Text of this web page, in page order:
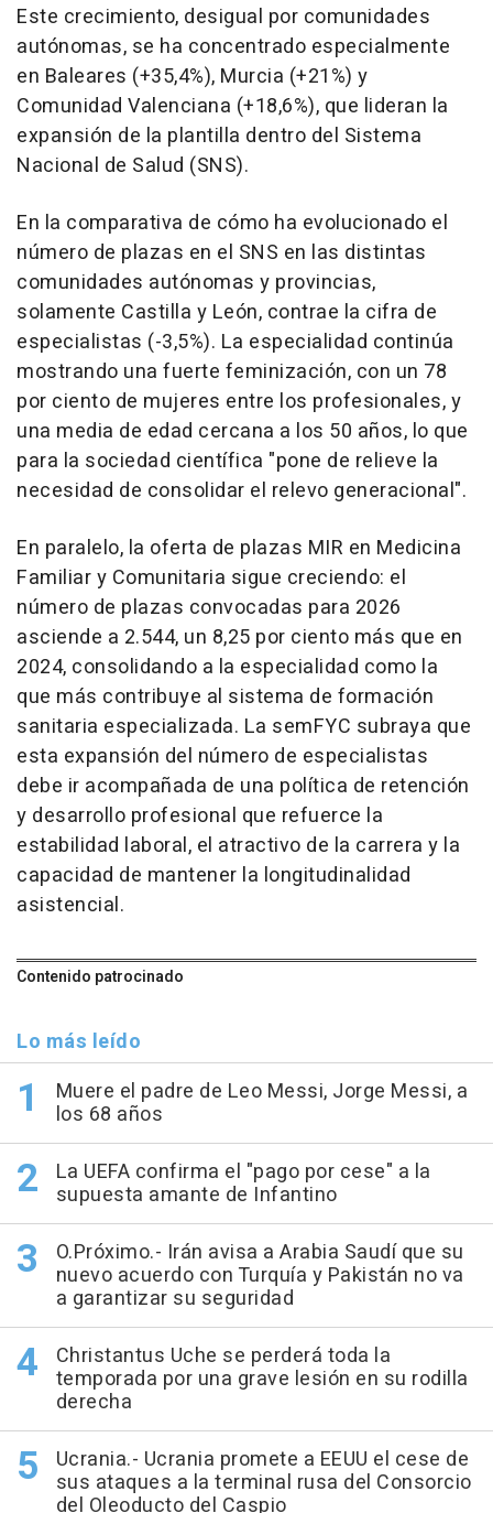
Este crecimiento, desigual por comunidades
autónomas, se ha concentrado especialmente
en Baleares (+35,4%), Murcia (+21%) y
Comunidad Valenciana (+18,6%), que lideran la
expansión de la plantilla dentro del Sistema
Nacional de Salud (SNS).
En la comparativa de cómo ha evolucionado el
número de plazas en el SNS en las distintas
comunidades autónomas y provincias,
solamente Castilla y León, contrae la cifra de
especialistas (-3,5%). La especialidad continúa
mostrando una fuerte feminización, con un 78
por ciento de mujeres entre los profesionales, y
una media de edad cercana a los 50 años, lo que
para la sociedad científica "pone de relieve la
necesidad de consolidar el relevo generacional".
En paralelo, la oferta de plazas MIR en Medicina
Familiar y Comunitaria sigue creciendo: el
número de plazas convocadas para 2026
asciende a 2.544, un 8,25 por ciento más que en
2024, consolidando a la especialidad como la
que más contribuye al sistema de formación
sanitaria especializada. La semFYC subraya que
esta expansión del número de especialistas
debe ir acompañada de una política de retención
y desarrollo profesional que refuerce la
estabilidad laboral, el atractivo de la carrera y la
capacidad de mantener la longitudinalidad
asistencial.
Contenido patrocinado
Lo más leído
Muere el padre de Leo Messi, Jorge Messi, a
los 68 años
La UEFA confirma el "pago por cese" a la
supuesta amante de Infantino
O.Próximo.- Irán avisa a Arabia Saudí que su
nuevo acuerdo con Turquía y Pakistán no va
a garantizar su seguridad
Christantus Uche se perderá toda la
temporada por una grave lesión en su rodilla
derecha
Ucrania.- Ucrania promete a EEUU el cese de
sus ataques a la terminal rusa del Consorcio
del Oleoducto del Caspio